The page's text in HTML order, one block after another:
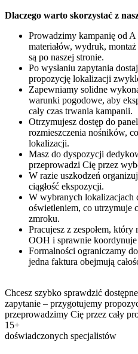
Dlaczego warto skorzystać z
Prowadzimy kampanię od
materiałów, wydruk,
są po naszej stronie.
Po wysłaniu zapytania
propozycję lokalizacji
Zapewniamy solidne
warunki pogodowe, aby
cały czas trwania kampanii.
Otrzymujesz dostęp do
rozmieszczenia nośników,
lokalizacji.
Masz do dyspozycji
przeprowadzi Cię przez
W razie uszkodzeń
ciągłość ekspozycji.
W wybranych lokalizacjach
oświetleniem, co utrzymuje
zmroku.
Pracujesz z zespołem,
OOH i sprawnie koordynuje
Formalności ograniczamy
jedna faktura obejmują
Chcesz szybko sprawdzić
zapytanie – przygotujemy
przeprowadzimy Cię przez cały
15+
doświadczonych specjalistów